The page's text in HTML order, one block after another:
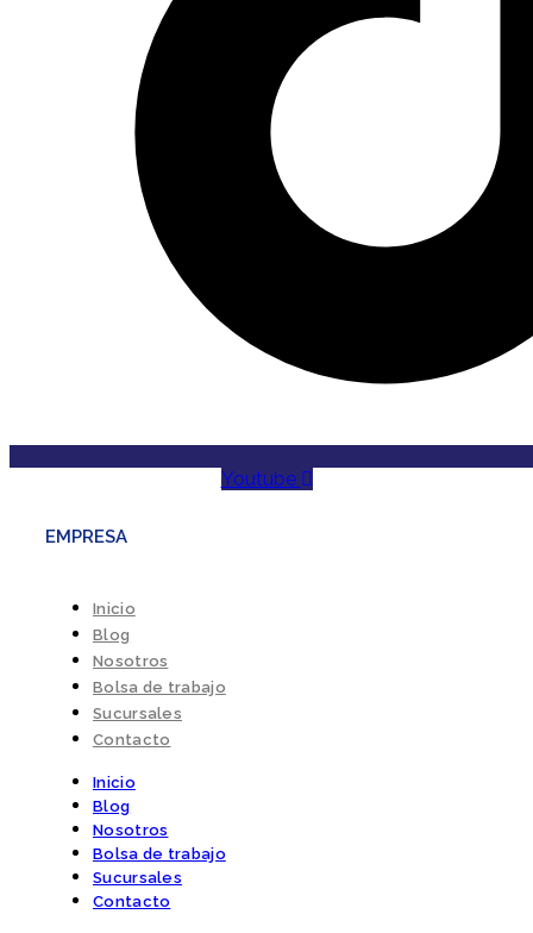
Youtube
EMPRESA
Inicio
Blog
Nosotros
Bolsa de trabajo
Sucursales
Contacto
Inicio
Blog
Nosotros
Bolsa de trabajo
Sucursales
Contacto